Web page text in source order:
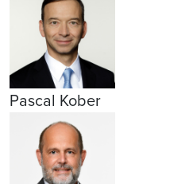
Pascal Kober